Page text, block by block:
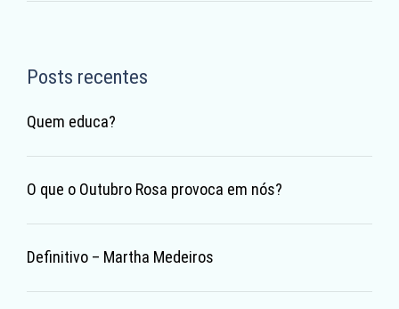
Posts recentes
Quem educa?
O que o Outubro Rosa provoca em nós?
Definitivo – Martha Medeiros